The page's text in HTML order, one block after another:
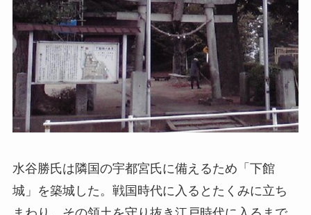
水谷勝氏は隣国の宇都宮氏に備えるため「下館
城」を築城した。戦国時代に入るとたくみに立ち